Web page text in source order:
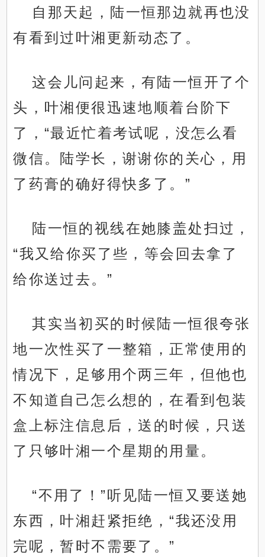
自那天起，陆一恒那边就再也没
有看到过叶湘更新动态了。
这会儿问起来，有陆一恒开了个
头，叶湘便很迅速地顺着台阶下
了，“最近忙着考试呢，没怎么看
微信。陆学长，谢谢你的关心，用
了药膏的确好得快多了。”
陆一恒的视线在她膝盖处扫过，
“我又给你买了些，等会回去拿了
给你送过去。”
其实当初买的时候陆一恒很夸张
地一次性买了一整箱，正常使用的
情况下，足够用个两三年，但他也
不知道自己怎么想的，在看到包装
盒上标注信息后，送的时候，只送
了只够叶湘一个星期的用量。
“不用了！”听见陆一恒又要送她
东西，叶湘赶紧拒绝，“我还没用
完呢，暂时不需要了。”